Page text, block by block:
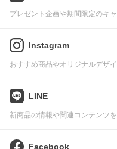
プレゼント企画や期間限定のキ
Instagram
おすすめ商品やオリジナルデザ
LINE
新商品の情報や関連コンテンツ
Facebook